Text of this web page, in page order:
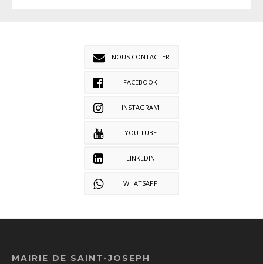
NOUS CONTACTER
FACEBOOK
INSTAGRAM
YOU TUBE
LINKEDIN
WHATSAPP
MAIRIE DE SAINT-JOSEPH